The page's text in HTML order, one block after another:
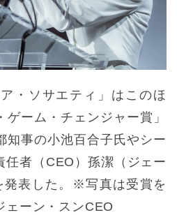
・ソサエティ」はこのほ
ゲーム・チェンジャー賞」
知事の小池百合子氏やシー
任者（CEO）孫潔（ジェー
発表した。※写真は受賞を
ェーン・スンCEO